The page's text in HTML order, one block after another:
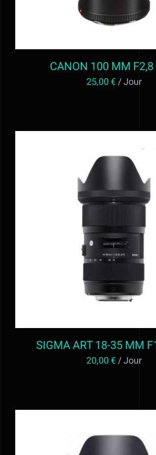
CANON 100 MM
25,00€/ Jour
AJOUTER AU PANIER /
SIGMA ART 18-35 MM
20,00€/ Jour